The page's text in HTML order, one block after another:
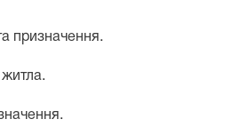
призначення.